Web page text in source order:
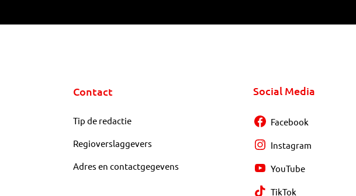
Contact
Tip de redactie
Regioverslaggevers
Adres en contactgegevens
Social Media
Facebook
Instagram
YouTube
TikTok